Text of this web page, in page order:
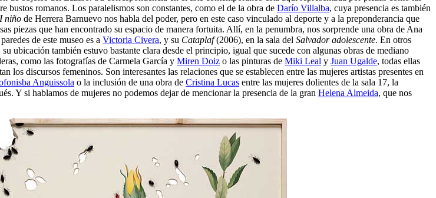
romanos. Los paralelismos son constantes, como el de la obra de Darío Villalba, cuya presencia es también
niño de Herrera Barnuevo nos habla del poder, pero en este caso vinculado al deporte y a la preponderancia que
piezas que han encontrado su espacio de manera fortuita. Allí, en la penumbra, nos sorprende una obra de Ana
de este museo es a Victoria Civera, y su Cataplaf(2006), en la sala del Salvador adolescente. En otros
ubicación también estuvo bastante clara desde el principio, igual que sucede con algunas obras de mediano
como las fotografías de Carmela García y Miren Doiz o las pinturas de Miki Leal y Juan Ugalde, todas ellas
discursos femeninos. Son interesantes las relaciones que se establecen entre las mujeres artistas presentes en
Anguissola o la inclusión de una obra de Cristina Lucas entre las mujeres dolientes de la sala 17, la
Y si hablamos de mujeres no podemos dejar de mencionar la presencia de la gran Helena Almeida, que nos